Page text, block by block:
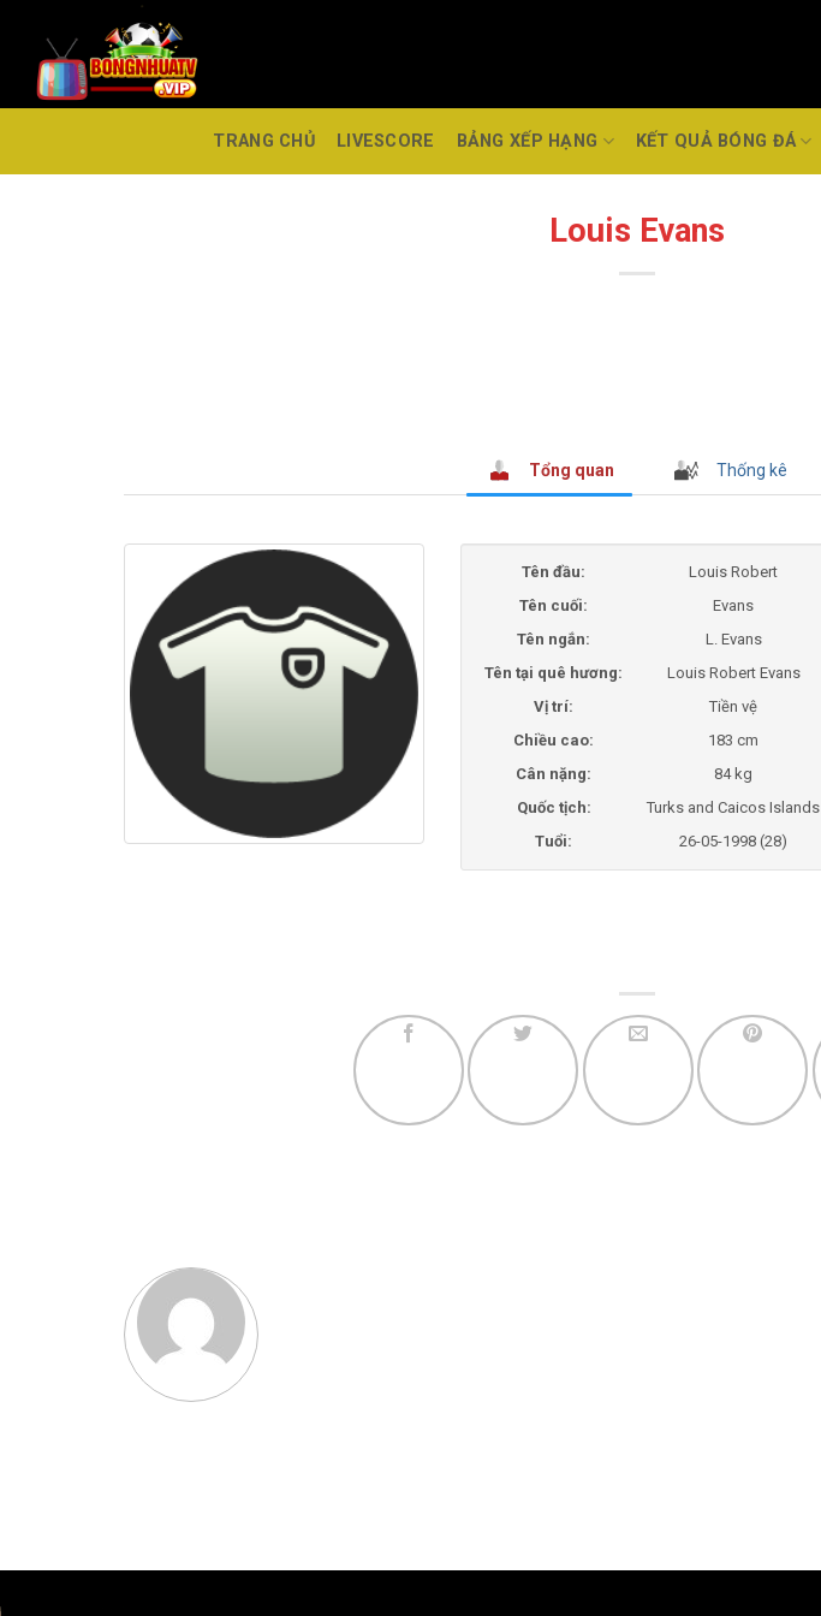
TRANG CHỦ LIVESCORE BẢNG XẾP HẠNG KẾT QUẢ BÓNG ĐÁ
Louis Evans
Tổng quan Thống kê
Tên đầu:
Louis Robert
Tên cuối:
Evans
Tên ngắn:
L. Evans
Tên tại quê hương:
Louis Robert Evans
Vị trí:
Tiền vệ
Chiều cao:
183 cm
Cân nặng:
84 kg
Quốc tịch:
Turks and Caicos Islands
Tuổi:
26-05-1998 (28)